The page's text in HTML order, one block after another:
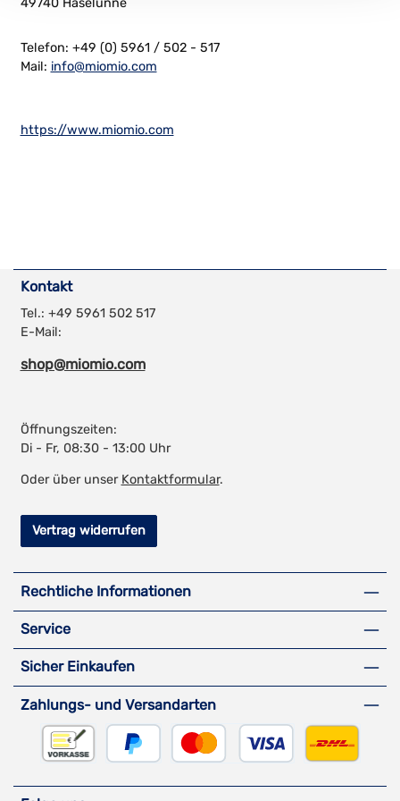
49740 Haselünne
Telefon: +49 (0) 5961 / 502 - 517
Mail: info@miomio.com
https://www.miomio.com
Kontakt
Tel.: +49 5961 502 517
E-Mail:
shop@miomio.com
Öffnungszeiten:
Di - Fr, 08:30 - 13:00 Uhr
Oder über unser Kontaktformular.
Vertrag widerrufen
Rechtliche Informationen
Service
Sicher Einkaufen
Zahlungs- und Versandarten